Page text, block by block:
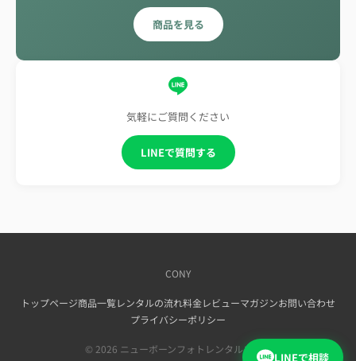
商品を見る
気軽にご質問ください
LINEで質問する
LINEで相談
CONY
トップページ商品一覧レンタルの流れ料金レビューマガジンお問い合わせ
プライバシーポリシー
© 2026 ニューボーンフォトレンタルコニー